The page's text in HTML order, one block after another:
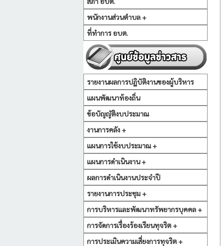
พนักงานส่วนตำบล +
ที่ทำการ อบต.
รายงานผลการปฏิบัติงานของผู้บริหาร
แผนพัฒนาท้องถิ่น
ข้อบัญญัติงบประมาณ
งานการคลัง +
แผนการใช้งบประมาณ +
แผนการดำเนินงาน +
ผลการดำเนินงานประจำปี
รายงานการประชุม +
การบริหารและพัฒนาทรัพยากรบุคคล +
การจัดการเรื่องร้องเรียนทุจริต +
การประเมินความเสี่ยงการทุจริต +